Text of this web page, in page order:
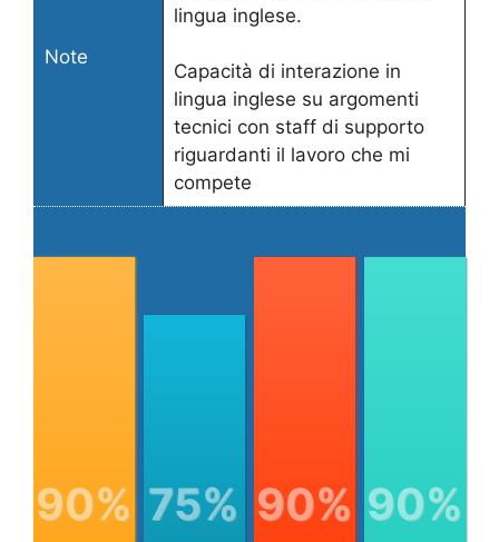
Note
lingua inglese.
Capacità di interazione in
lingua inglese su argomenti
tecnici con staff di supporto
riguardanti il lavoro che mi
compete
90% 75% 90% 90%